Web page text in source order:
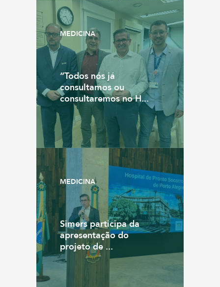
MEDICINA
“Todos nós já
consultamos ou
consultaremos no H...
MEDICINA
Simers participa da
apresentação do
projeto de ...